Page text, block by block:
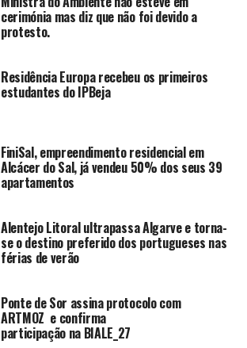
cerimónia mas diz que não foi devido a
protesto.
Residência Europa recebeu os primeiros
estudantes do IPBeja
FiniSal, empreendimento residencial em
Alcácer do Sal, já vendeu 50% dos seus 39
apartamentos
Alentejo Litoral ultrapassa Algarve e torna-
se o destino preferido dos portugueses nas
férias de verão
Ponte de Sor assina protocolo com
ARTMOZ e confirma
participação na BIALE_27